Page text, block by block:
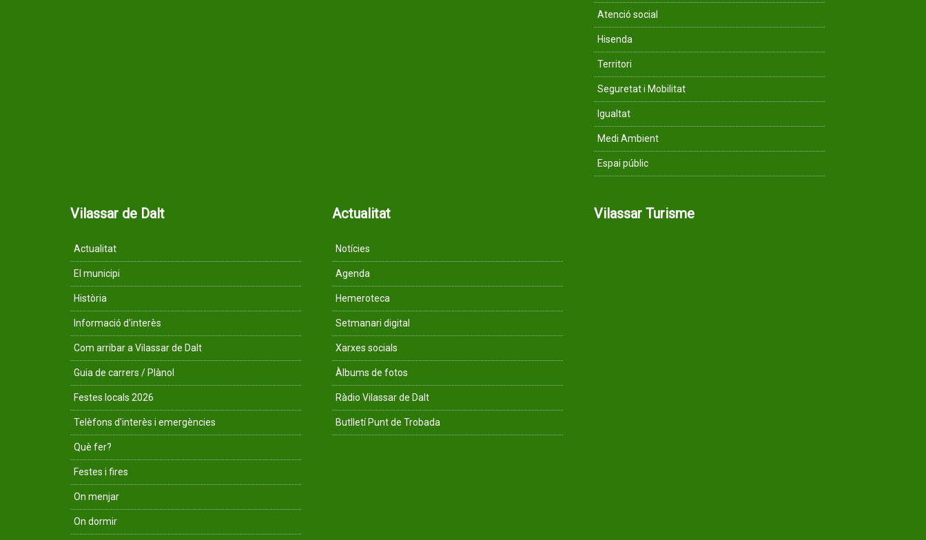
Atenció social
Hisenda
Territori
Seguretat i Mobilitat
Igualtat
Medi Ambient
Espai públic
Vilassar de Dalt
Actualitat
El municipi
Història
Informació d'interès
Com arribar a Vilassar de Dalt
Guia de carrers / Plànol
Festes locals 2026
Telèfons d'interès i emergències
Què fer?
Festes i fires
On menjar
On dormir
Actualitat
Notícies
Agenda
Hemeroteca
Setmanari digital
Xarxes socials
Àlbums de fotos
Ràdio Vilassar de Dalt
Butlletí Punt de Trobada
Vilassar Turisme